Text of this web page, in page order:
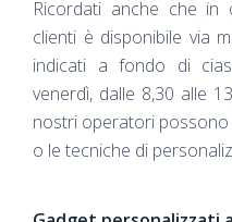
Ricordati anche che
clienti è disponibile via
indicati a fondo di
venerdì, dalle 8,30 alle
nostri operatori
o le tecniche di